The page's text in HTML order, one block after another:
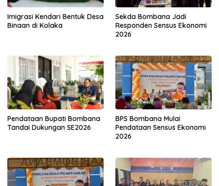
Imigrasi Kendari Bentuk Desa
Binaan di Kolaka
Sekda Bombana Jadi
Responden Sensus Ekonomi
2026
Pendataan Bupati Bombana
Tandai Dukungan SE2026
BPS Bombana Mulai
Pendataan Sensus Ekonomi
2026